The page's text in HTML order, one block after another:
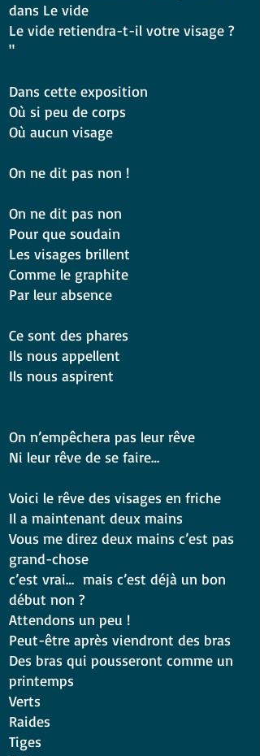
dans Le vide
Le vide retiendra-t-il votre visage ?
"
Dans cette exposition
Où si peu de corps
Où aucun visage
On ne dit pas non !
On ne dit pas non
Pour que soudain
Les visages brillent
Comme le graphite
Par leur absence
Ce sont des phares
Ils nous appellent
Ils nous aspirent
On n’empêchera pas leur rêve
Ni leur rêve de se faire…
Voici le rêve des visages en friche
Il a maintenant deux mains
Vous me direz deux mains c’est pas
grand-chose
c’est vrai… mais c’est déjà un bon
début non ?
Attendons un peu !
Peut-être après viendront des bras
Des bras qui pousseront comme un
printemps
Verts
Raides
Tiges